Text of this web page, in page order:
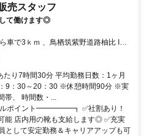
売スタッフ
て働けます◎
車で3ｋｍ 、鳥栖筑紫野道路柚比 IC
」からバスで10分、JR「鳥栖駅」か
り7時間30分 平均勤務日数：1ヶ月
9：30～20：30 ※休憩時間90分 ※実
帯、 時間数・...
イント━━━━━┓ ✅社割あり！
能 店内用の靴も支給します◎ ✅充実
として安定勤務＆キャリアアップも可